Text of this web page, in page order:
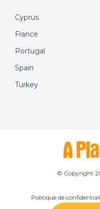
Cyprus
France
Portugal
Spain
Turkey
© Copyright
Politique de